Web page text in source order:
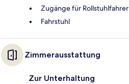
Zugänge für Rollstuhlfahrer
Fahrstuhl
Zimmerausstattung
Zur Unterhaltung